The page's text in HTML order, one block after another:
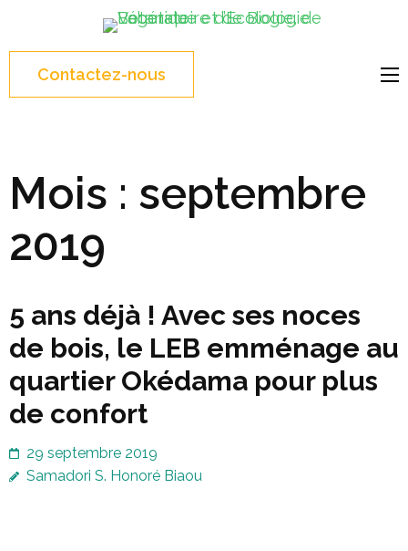
Contactez-nous
Mois : septembre
2019
5 ans déjà ! Avec ses noces
de bois, le LEB emménage au
quartier Okédama pour plus
de confort
29 septembre 2019
Samadori S. Honoré Biaou